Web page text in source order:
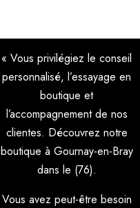
« Vous privilégiez le conseil
personnalisé, l’essayage en
boutique et
l’accompagnement de nos
clientes. Découvrez notre
boutique à Gournay-en-Bray
dans le (76).
Vous avez peut-être besoin